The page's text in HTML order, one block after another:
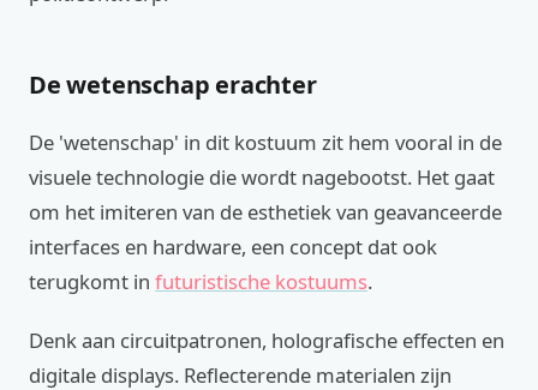
De wetenschap erachter
De 'wetenschap' in dit kostuum zit hem vooral in de
visuele technologie die wordt nagebootst. Het gaat
om het imiteren van de esthetiek van geavanceerde
interfaces en hardware, een concept dat ook
terugkomt in futuristische kostuums.
Denk aan circuitpatronen, holografische effecten en
digitale displays. Reflecterende materialen zijn